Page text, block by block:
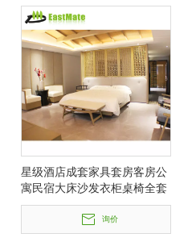
星级酒店成套家具套房客房公
寓民宿大床沙发衣柜桌椅全套
询价